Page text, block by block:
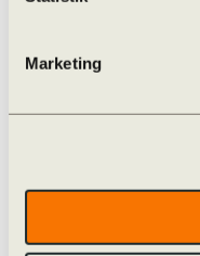
Marketing
Læse-
Team